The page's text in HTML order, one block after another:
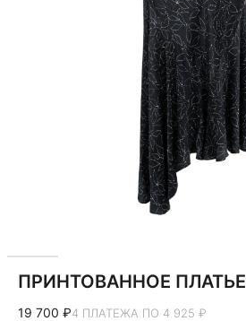
ПРИНТОВАННОЕ ПЛАТЬЕ
19 700 ₽4 ПЛАТЕЖА ПО 4 925 ₽